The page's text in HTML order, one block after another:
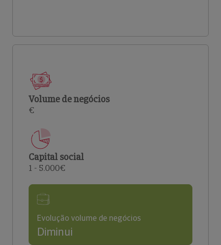
Volume de negócios
€
Capital social
1 - 5.000€
Evolução volume de negócios
Diminui